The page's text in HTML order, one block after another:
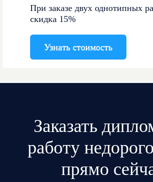
При заказе двух однотипных
скидка 15%
Узнать стоимость
Заказать
работу
прямо